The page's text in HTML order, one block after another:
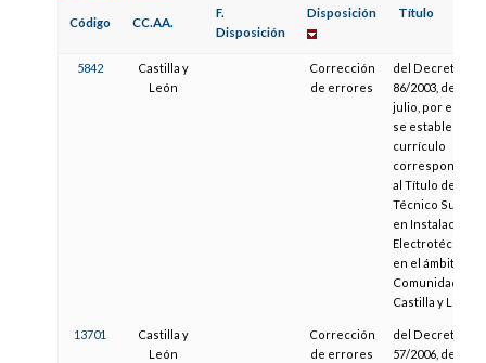
Código CC.AA.
F.
Disposición
Disposición Título
5842
Castilla y
León
Corrección
de errores
del Decreto
86/2003, de 31
julio, por el que
se establece el
currículo
al Título de
Técnico
en Instalaciones
Electrotécnicas
en el ámbito de
Comunidad de
Castilla y León
13701
Castilla y
León
Corrección
de errores
del Decreto
57/2006, de 31